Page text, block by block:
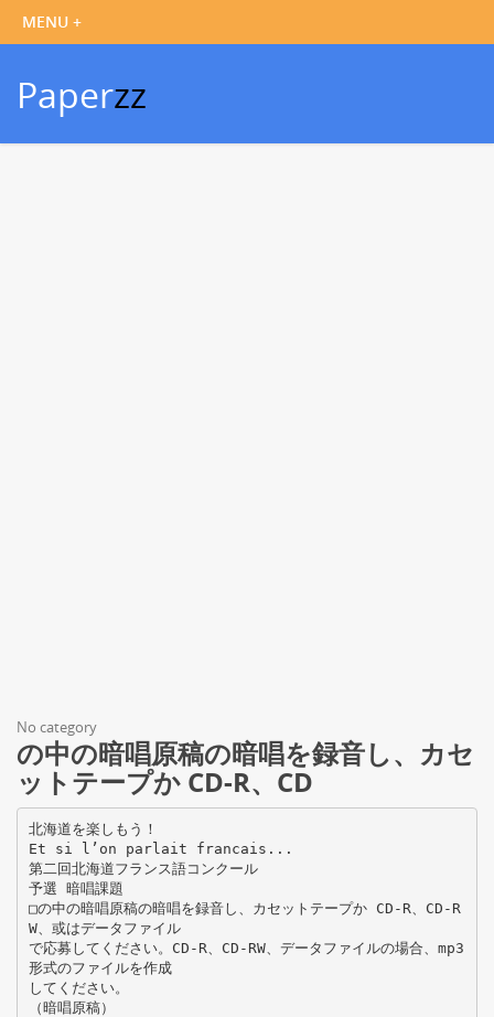
Paperzz
No category
の中の暗唱原稿の暗唱を録音し、カセ
ットテープか CD-R、CD
北海道を楽しもう！
Et si l’on parlait francais...
第二回北海道フランス語コンクール
予選 暗唱課題
□の中の暗唱原稿の暗唱を録音し、カセットテープか CD-R、CD-R
W、或はデータファイル
で応募してください。CD-R、CD-RW、データファイルの場合、mp3
形式のファイルを作成
してください。
（暗唱原稿）